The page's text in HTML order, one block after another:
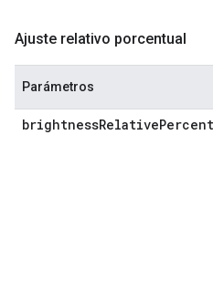
Ajuste relativo porcentual
Parámetros
brightnessRelativePercent